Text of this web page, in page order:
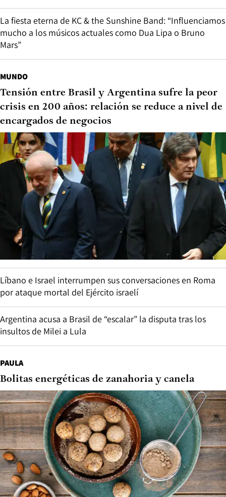
La fiesta eterna de KC & the Sunshine Band: “Influenciamos
mucho a los músicos actuales como Dua Lipa o Bruno
Mars”
MUNDO
Tensión entre Brasil y Argentina sufre la peor
crisis en 200 años: relación se reduce a nivel de
encargados de negocios
Líbano e Israel interrumpen sus conversaciones en Roma
por ataque mortal del Ejército israelí
Argentina acusa a Brasil de “escalar” la disputa tras los
insultos de Milei a Lula
PAULA
Bolitas energéticas de zanahoria y canela